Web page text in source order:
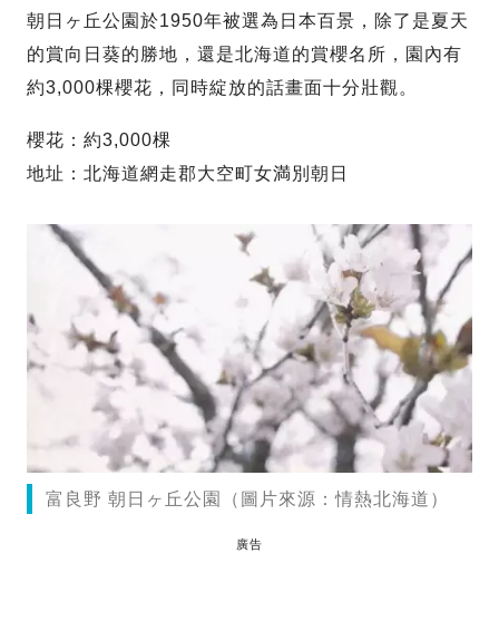
朝日ヶ丘公園於1950年被選為日本百景，除了是夏天
的賞向日葵的勝地，還是北海道的賞櫻名所，園內有
約3,000棵櫻花，同時綻放的話畫面十分壯觀。
櫻花：約3,000棵
地址：北海道網走郡大空町女満別朝日
富良野 朝日ヶ丘公園（圖片來源：情熱北海道）
廣告